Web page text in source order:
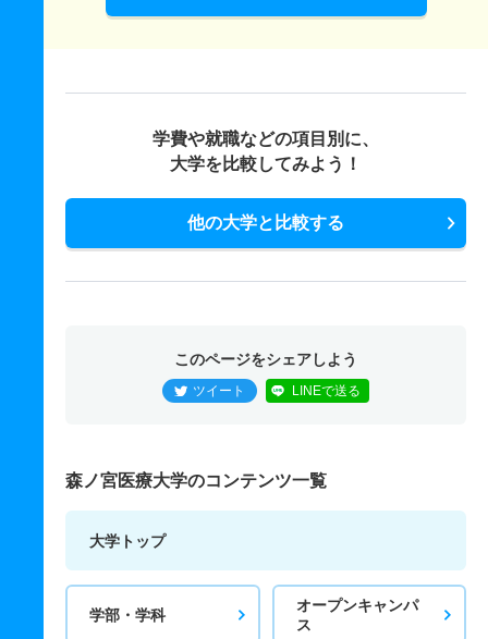
学費や就職などの項目別に、
大学を比較してみよう！
他の大学と比較する
このページをシェアしよう
ツイート LINEで送る
森ノ宮医療大学のコンテンツ一覧
大学トップ
学部・学科
オープンキャンパ
ス